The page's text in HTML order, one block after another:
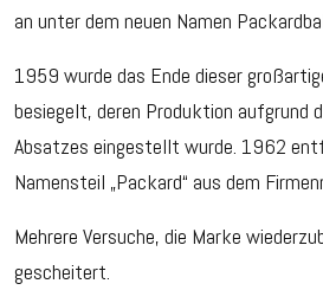
an unter dem neuen Namen
1959 wurde das Ende dieser
besiegelt, deren Produktion aufgrund
Absatzes eingestellt wurde. 1962
Namensteil „Packard“ aus dem
Mehrere Versuche, die Marke
gescheitert.